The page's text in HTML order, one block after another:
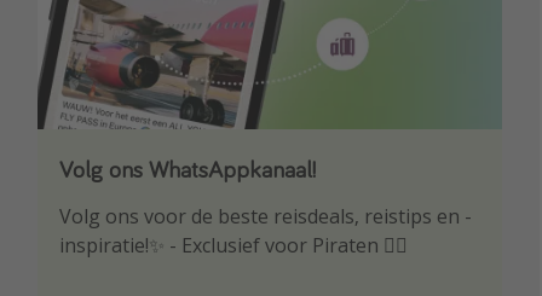
Volg ons WhatsAppkanaal!
Volg ons voor de beste reisdeals, reistips en -
inspiratie!✨ - Exclusief voor Piraten 🏴‍☠️
Download onze app
Wees als eerste op de hoogte van de beste
reisaanbiedingen